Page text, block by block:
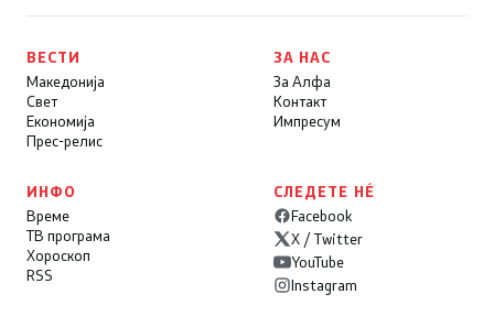
ВЕСТИ
Македонија
Свет
Економија
Прес-релис
ЗА НАС
За Алфа
Контакт
Импресум
ИНФО
Време
ТВ програма
Хороскоп
RSS
СЛЕДЕТЕ НÉ
Facebook
X / Twitter
YouTube
Instagram